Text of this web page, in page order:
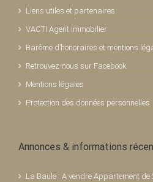
Liens utiles et partenaires
VACTI Agent immobilier
Barème d’honoraires et mentions
Retrouvez-nous sur Facebook
Mentions légales
Protection des données personnelles
Annonces & informations
La Baule : A vendre Appartement de